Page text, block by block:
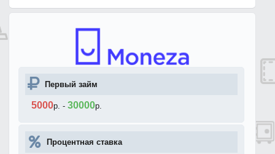
Первый займ
5000р. - 30000р.
Процентная ставка